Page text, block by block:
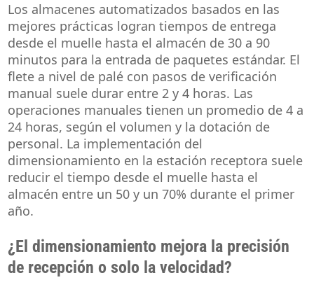
Los almacenes automatizados basados en las
mejores prácticas logran tiempos de entrega
desde el muelle hasta el almacén de 30 a 90
minutos para la entrada de paquetes estándar. El
flete a nivel de palé con pasos de verificación
manual suele durar entre 2 y 4 horas. Las
operaciones manuales tienen un promedio de 4 a
24 horas, según el volumen y la dotación de
personal. La implementación del
dimensionamiento en la estación receptora suele
reducir el tiempo desde el muelle hasta el
almacén entre un 50 y un 70% durante el primer
año.
¿El dimensionamiento mejora la precisión
de recepción o solo la velocidad?